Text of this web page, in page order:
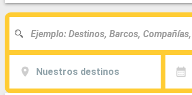
Nuestros destinos